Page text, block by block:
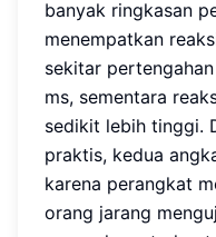
banyak ringkasan
menempatkan
sekitar
ms, sementara
sedikit lebih tinggi.
praktis, kedua
karena perangkat
orang jarang